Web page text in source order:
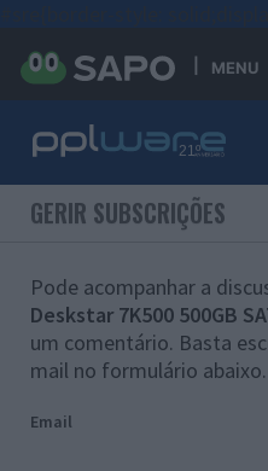
MENU
GERIR SUBSCRIÇÕES
Pode acompanhar a
Deskstar 7K500 500GB
um comentário. Basta
mail no formulário abaixo.
Email